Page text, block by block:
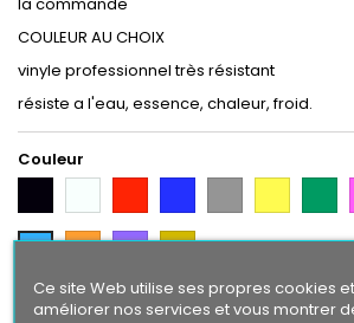
COULEUR AU CHOIX
vinyle professionnel très résistant
résiste a l'eau, essence, chaleur, froid.
Couleur
Bleu OrangeVioletGold
Finition
Ce site Web utilise ses propres cookies
améliorer nos services et vous montrer